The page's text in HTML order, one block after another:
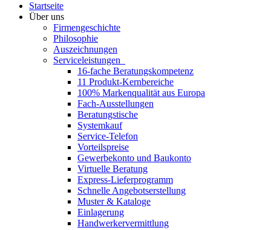
Startseite
Über uns
Firmengeschichte
Philosophie
Auszeichnungen
Serviceleistungen
16-fache Beratungskompetenz
11 Produkt-Kernbereiche
100% Markenqualität aus Europa
Fach-Ausstellungen
Beratungstische
Systemkauf
Service-Telefon
Vorteilspreise
Gewerbekonto und Baukonto
Virtuelle Beratung
Express-Lieferprogramm
Schnelle Angebotserstellung
Muster & Kataloge
Einlagerung
Handwerkervermittlung